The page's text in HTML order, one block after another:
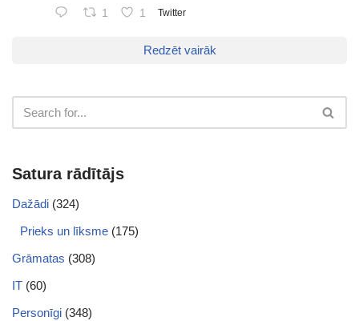
1 1 Twitter
Redzēt vairāk
Satura rādītājs
Dažādi (324)
Prieks un līksme (175)
Grāmatas (308)
IT (60)
Personīgi (348)